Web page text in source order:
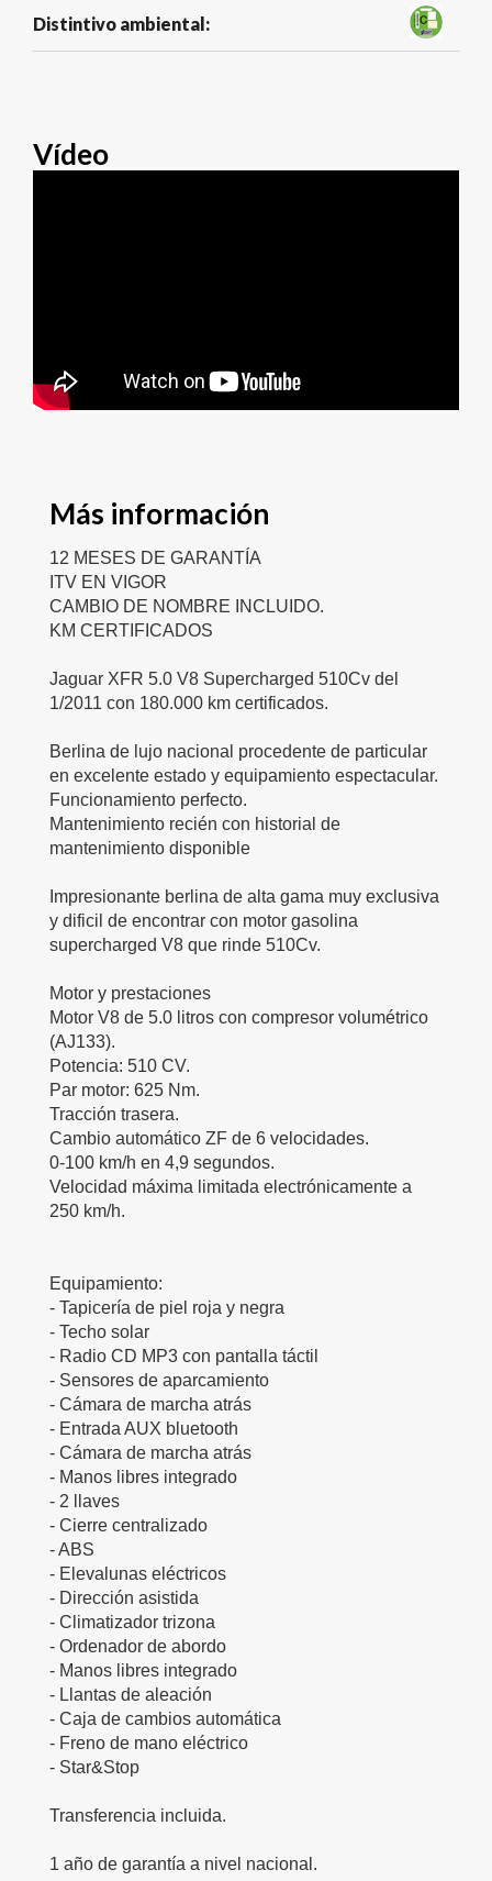
Distintivo ambiental:
Vídeo
Más información
12 MESES DE GARANTÍA
ITV EN VIGOR
CAMBIO DE NOMBRE INCLUIDO.
KM CERTIFICADOS
Jaguar XFR 5.0 V8 Supercharged 510Cv del
1/2011 con 180.000 km certificados.
Berlina de lujo nacional procedente de particular
en excelente estado y equipamiento espectacular.
Funcionamiento perfecto.
Mantenimiento recién con historial de
mantenimiento disponible
Impresionante berlina de alta gama muy exclusiva
y dificil de encontrar con motor gasolina
supercharged V8 que rinde 510Cv.
Motor y prestaciones
Motor V8 de 5.0 litros con compresor volumétrico
(AJ133).
Potencia: 510 CV.
Par motor: 625 Nm.
Tracción trasera.
Cambio automático ZF de 6 velocidades.
0-100 km/h en 4,9 segundos.
Velocidad máxima limitada electrónicamente a
250 km/h.
Equipamiento:
- Tapicería de piel roja y negra
- Techo solar
- Radio CD MP3 con pantalla táctil
- Sensores de aparcamiento
- Cámara de marcha atrás
- Entrada AUX bluetooth
- Cámara de marcha atrás
- Manos libres integrado
- 2 llaves
- Cierre centralizado
- ABS
- Elevalunas eléctricos
- Dirección asistida
- Climatizador trizona
- Ordenador de abordo
- Manos libres integrado
- Llantas de aleación
- Caja de cambios automática
- Freno de mano eléctrico
- Star&Stop
Transferencia incluida.
1 año de garantía a nivel nacional.